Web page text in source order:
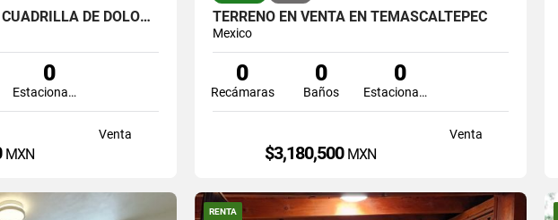
TERRENO EN VENTA, CUADRILLA DE DOLORES, VALLE DE BRAVO
0
Estacionamiento
Venta
MXN
TERRENO EN VENTA EN TEMASCALTEPEC
Mexico
0
Recámaras
0
Baños
0
Estacionamiento
Venta
$3,180,500 MXN
RENTA